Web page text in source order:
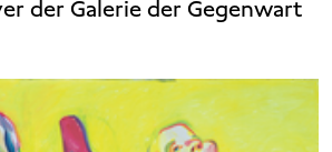
der Galerie der Gegenwart